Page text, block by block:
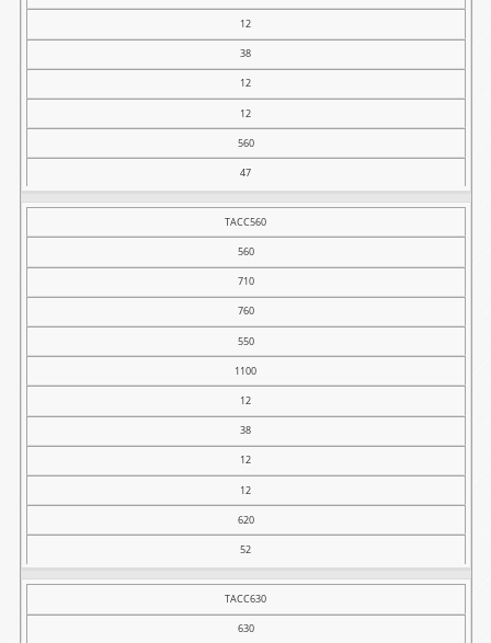
12
38
12
12
560
47
TACC560
560
710
760
550
1100
12
38
12
12
620
52
TACC630
630